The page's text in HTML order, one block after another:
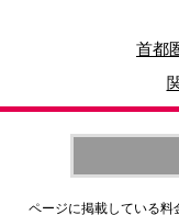
首都
ページに掲載している料